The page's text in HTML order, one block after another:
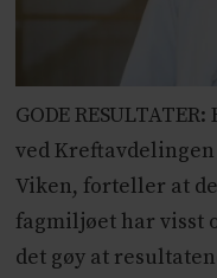
GODE
ved
Viken, forteller at
fagmiljøet har visst
det gøy at